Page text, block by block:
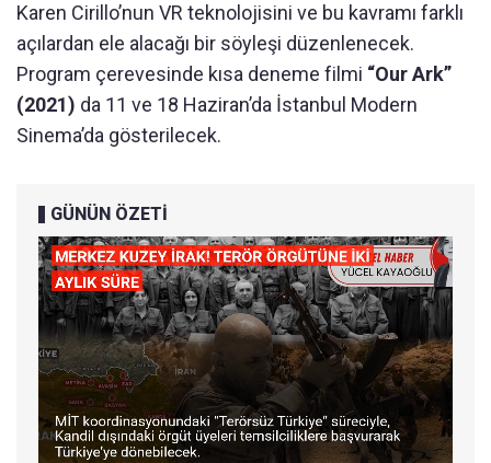
Karen Cirillo’nun VR teknolojisini ve bu kavramı farklı
açılardan ele alacağı bir söyleşi düzenlenecek.
Program çerevesinde kısa deneme filmi “Our Ark”
(2021) da 11 ve 18 Haziran’da İstanbul Modern
Sinema’da gösterilecek.
GÜNÜN ÖZETİ